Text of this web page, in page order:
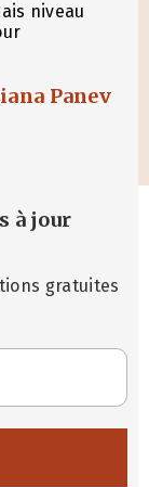
niveau
Panev
à jour
gratuites